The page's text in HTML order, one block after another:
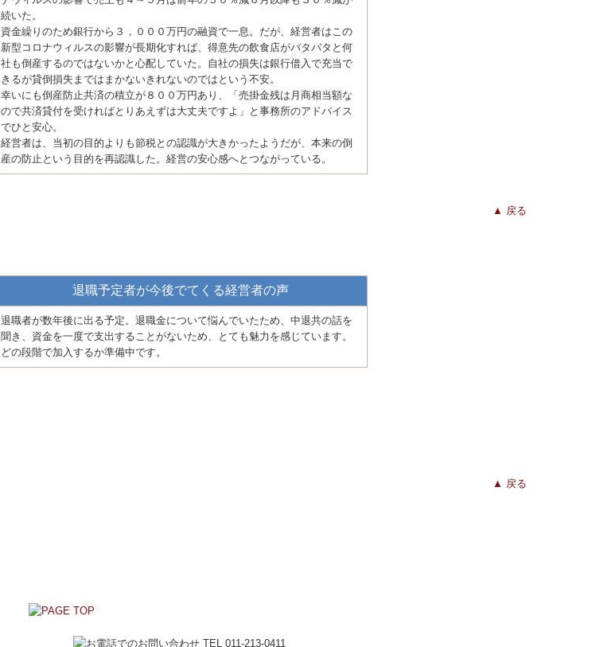
続いた。
資金繰りのため銀行から３，０００万円の融資で一息。だが、経営者はこの
新型コロナウィルスの影響が長期化すれば、得意先の飲食店がバタバタと何
社も倒産するのではないかと心配していた。自社の損失は銀行借入で充当で
きるが貸倒損失まではまかないきれないのではという不安。
幸いにも倒産防止共済の積立が８００万円あり、「売掛金残は月商相当額な
ので共済貸付を受ければとりあえずは大丈夫ですよ」と事務所のアドバイス
でひと安心。
経営者は、当初の目的よりも節税との認識が大きかったようだが、本来の倒
産の防止という目的を再認識した。経営の安心感へとつながっている。
▲ 戻る
退職予定者が今後でてくる経営者の声
退職者が数年後に出る予定。退職金について悩んでいたため、中退共の話を
聞き、資金を一度で支出することがないため、とても魅力を感じています。
どの段階で加入するか準備中です。
▲ 戻る